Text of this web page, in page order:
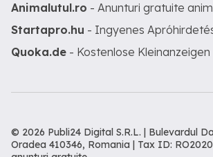
Animalutul.ro - Anunturi gratuite
Startapro.hu - Ingyenes
Quoka.de - Kostenlose Kleinanzeigen
© 2026 Publi24 Digital S.R.L. | Bulevardul
Oradea 410346, Romania | Tax ID: